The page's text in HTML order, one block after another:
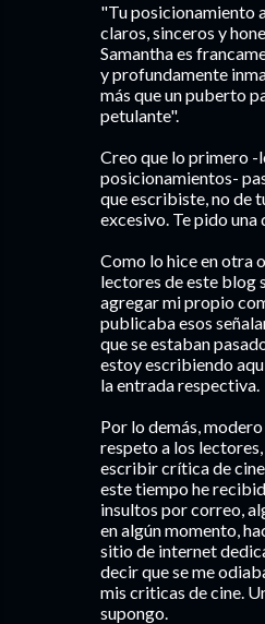
"Tu posicionamiento
claros, sinceros y
Samantha es
y profundamente
más que un puberto
petulante".
Creo que lo primero -
posicionamientos-
que escribiste, no de
excesivo. Te pido una
Como lo hice en otra
lectores de este blog
agregar mi propio
publicaba esos
que se estaban
estoy escribiendo
la entrada respectiva.
Por lo demás,
respeto a los
escribir crítica de
este tiempo he
insultos por correo,
en algún momento,
sitio de internet
decir que se me
mis criticas de cine.
supongo.